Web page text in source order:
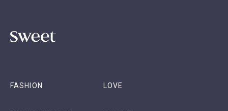
FASHION LOVE